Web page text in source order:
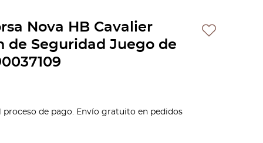
Nova HB Cavalier
de Seguridad Juego de
proceso de pago. Envío gratuito en pedidos